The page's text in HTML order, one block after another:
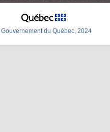
du Québec, 2024